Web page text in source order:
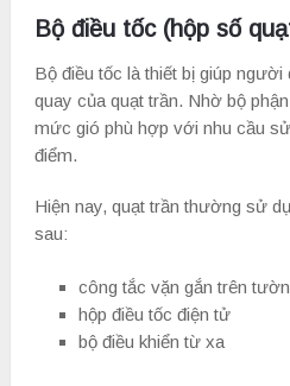
Bộ điều tốc (hộp số
Bộ điều tốc là thiết bị giúp người
quay của quạt trần. Nhờ bộ
mức gió phù hợp với nhu cầu
điểm.
Hiện nay, quạt trần thường sử
sau:
công tắc vặn gắn trên
hộp điều tốc điện tử
bộ điều khiển từ xa